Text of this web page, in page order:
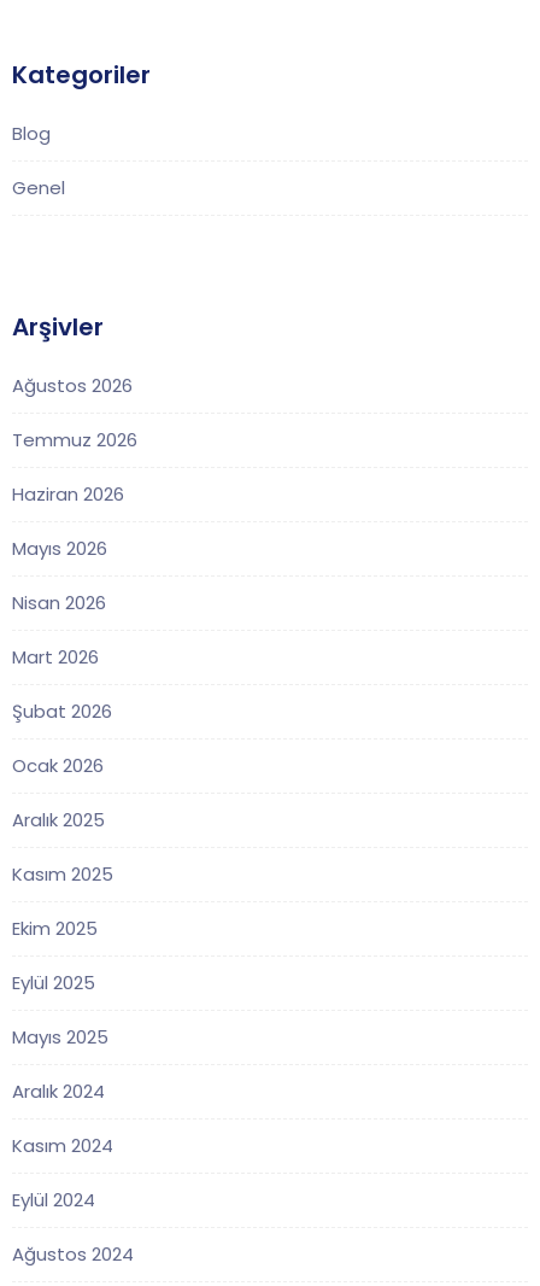
Kategoriler
Blog
Genel
Arşivler
Ağustos 2026
Temmuz 2026
Haziran 2026
Mayıs 2026
Nisan 2026
Mart 2026
Şubat 2026
Ocak 2026
Aralık 2025
Kasım 2025
Ekim 2025
Eylül 2025
Mayıs 2025
Aralık 2024
Kasım 2024
Eylül 2024
Ağustos 2024